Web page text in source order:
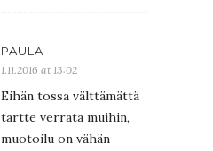
PAULA
1.11.2016 at 13:02
Eihän tossa välttämättä
tartte verrata muihin,
muotoilu on vähän